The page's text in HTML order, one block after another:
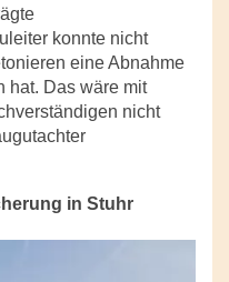
konnte nicht
eine Abnahme
hat. Das wäre mit
nicht
in Stuhr